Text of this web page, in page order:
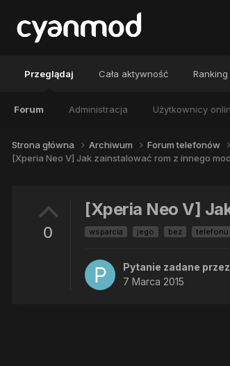
Przeglądaj
Forum Administracja Użytkownicy
Cała aktywność Ranking
Strona główna Archiwum Forum telefonów
[Xperia Neo V] Jak zainstalować rom z innego
0
[Xperia Neo V]
wsparcia jego bez telefonu
Pytanie zadane przez
7 Marca 2015